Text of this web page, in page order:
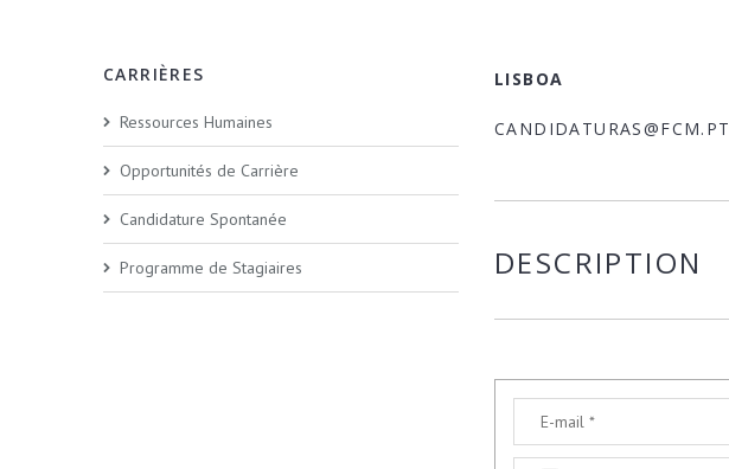
CARRIÈRES
Ressources Humaines
Opportunités de Carrière
Candidature Spontanée
Programme de Stagiaires
LISBOA
CANDIDATURAS@FCM.PT
DESCRIPTION